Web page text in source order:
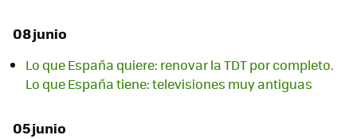
08 junio
Lo que España quiere: renovar la TDT por completo.
Lo que España tiene: televisiones muy antiguas
05 junio